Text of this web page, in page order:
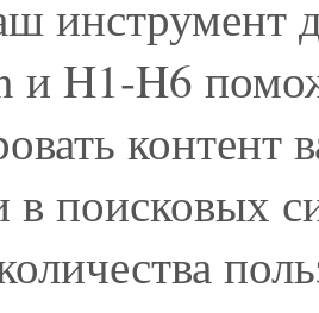
инструмент
и H1-H6
контент
поисковых